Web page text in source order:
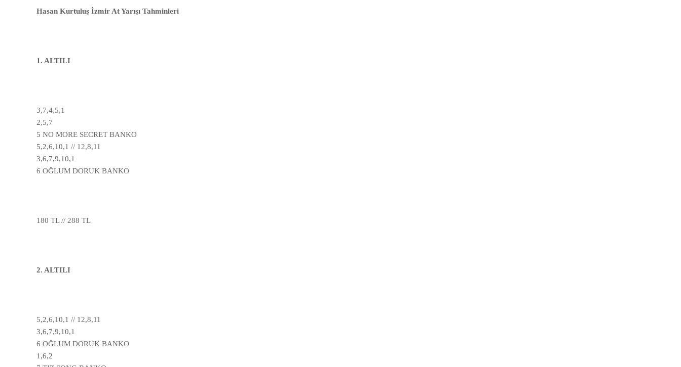
Hasan Kurtuluş İzmir At Yarışı Tahminleri
1. ALTILI
3,7,4,5,1
2,5,7
5 NO MORE SECRET BANKO
5,2,6,10,1 // 12,8,11
3,6,7,9,10,1
6 OĞLUM DORUK BANKO
180 TL // 288 TL
2. ALTILI
5,2,6,10,1 // 12,8,11
3,6,7,9,10,1
6 OĞLUM DORUK BANKO
1,6,2